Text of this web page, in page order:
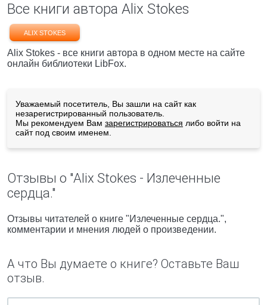
Все книги автора Alix Stokes
ALIX STOKES
Alix Stokes - все книги автора в одном месте на сайте
онлайн библиотеки LibFox.
Уважаемый посетитель, Вы зашли на сайт как
незарегистрированный пользователь.
Мы рекомендуем Вам зарегистрироваться либо войти на
сайт под своим именем.
Отзывы о "Alix Stokes - Излеченные
сердца."
Отзывы читателей о книге "Излеченные сердца.",
комментарии и мнения людей о произведении.
А что Вы думаете о книге? Оставьте Ваш
отзыв.